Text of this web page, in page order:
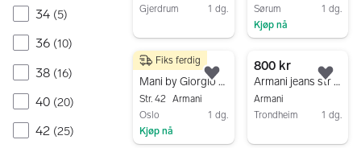
34 (5)
36 (10)
38 (16)
40 (20)
42 (25)
Gjerdrum
1 dg.
Sørum
1 dg.
Kjøp nå
1 150 kr
Mani by Giorgio Armani – Helfôret ullskjørt, Made in Italy (IT 42)
Str. 42 Armani
Oslo
1 dg.
Kjøp nå
Fiks ferdig
Legg til som favoritt.
800 kr
Armani jeans str 30
Armani
Trondheim
1 dg.